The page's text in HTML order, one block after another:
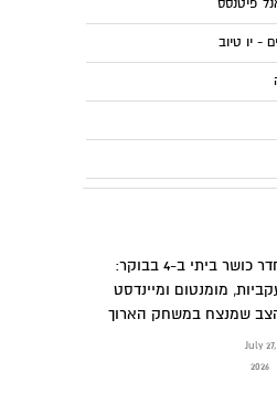
פיטנסס
- יו טיוב
חדר כושר ביתי ב-4 בבוקר:
מומנטום ומיינדסט
שמנצח במשחק הארוך
July 27,
2026